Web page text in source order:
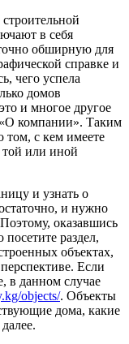
в себя
обширную для
справке и
чего успела
домов
и многое другое
«О компании». Таким
том, с кем имеете
той или иной
и узнать о
и нужно
оказавшись
раздел,
объектах,
Если
в данном случае
objects/. Объекты
дома, какие